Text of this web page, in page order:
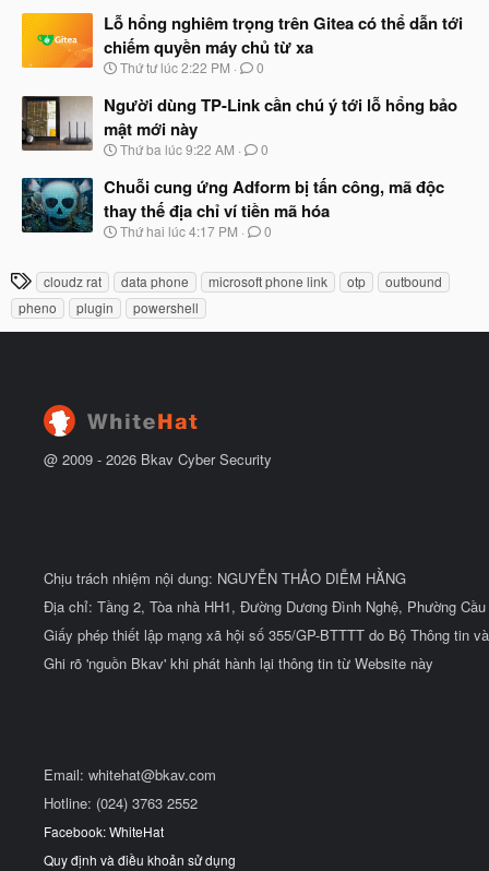
đ
ầ
u
à
y
b
ắ
đ
ầ
u
Lỗ hổng nghiêm trọng trên Gitea có thể dẫn tới
chiếm quyền máy chủ từ xa
N
à
y
b
ắ
đ
ầ
u
Thứ tư lúc 2:22 PM 0
Người dùng TP-Link cần chú ý tới lỗ hổng bảo
mật mới này
N
à
b
ắ
đ
ầ
u
Thứ ba lúc 9:22 AM 0
Chuỗi cung ứng Adform bị tấn công, mã độc
thay thế địa chỉ ví tiền mã hóa
N
y
b
ắ
t
Thứ hai lúc 4:17 PM 0
T
h
ẻ
cloudz rat data phone microsoft phone link otp
outbound
pheno
plugin powershell
@ 2009 - 2026 Bkav Cyber Security
Chịu trách nhiệm nội dung: NGUYỄN THẢO DIỄM HẰNG
Địa chỉ: Tầng 2, Tòa nhà HH1, Đường Dương Đình Nghệ, Phường
Giấy phép thiết lập mạng xã hội số 355/GP-BTTTT do Bộ Thông tin
Ghi rõ 'nguồn Bkav' khi phát hành lại thông tin từ Website này
Email: whitehat@bkav.com
Hotline: (024) 3763 2552
Facebook: WhiteHat
Quy định và điều khoản sử dụng